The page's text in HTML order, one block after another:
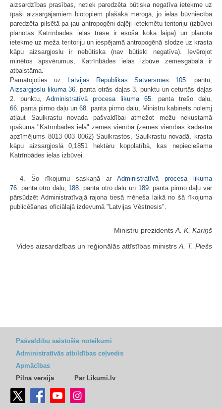
aizsardzības prasības, netiek paredzēta būtiska negatīva ietekme uz
īpaši aizsargājamiem biotopiem plašākā mērogā, jo ielas būvniecība
paredzēta pilsētā pa jau antropogēni daļēji ietekmētu teritoriju (izbūvei
plānotās Katrīnbādes ielas trasē ir esoša koka laipa) un plānotā
ietekme uz meža teritoriju un iespējamā antropogēnā slodze uz krasta
kāpu aizsargjoslu ir nebūtiska (nav būtiski negatīva). Ievērojot
minētos apsvērumus, Katrīnbādes ielas izbūve zemesgabalā ir
atbalstāma.
Pamatojoties uz
Latvijas Republikas Satversmes 105. pantu,
Aizsargjoslu likuma 36. panta otrās daļas 3. punktu un ceturtās daļas
2. punktu, Administratīvā procesa likuma 65. panta trešo daļu,
66. panta pirmo daļu un68. panta pirmo daļu, Ministru kabinets nolemj
atļaut Saulkrastu novada pašvaldībai atmežot mežu nekustamā
īpašuma "Katrīnbādes iela" zemes vienībā (zemes vienības kadastra
apzīmējums 8013 003 0062) Saulkrastos, Saulkrastu novadā, krasta
kāpu aizsargjoslā 0,1851 hektāru kopplatībā, kas nepieciešama
Katrīnbādes ielas izbūvei.
4. Šo rīkojumu saskaņā ar Administratīvā procesa likuma
76. panta otro daļu, 188. panta otro daļu un 189. panta pirmo daļu var
pārsūdzēt Administratīvajā rajona tiesā mēneša laikā no šā rīkojuma
publicēšanas oficiālajā izdevumā "Latvijas Vēstnesis".
Ministru prezidents A. K. Kariņš
Vides aizsardzības un reģionālās attīstības ministrs A. T. Plešs
Pašvaldību saistošie noteikumi
Administratīvās atbildības ceļvedis
Apmācības
Pilnā versija
Par Likumi.lv